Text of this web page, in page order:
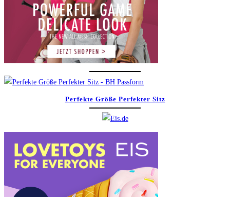
Perfekte Größe Perfekter Sitz